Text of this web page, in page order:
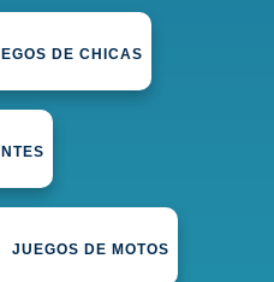
DE CHICAS
JUEGOS DE MOTOS